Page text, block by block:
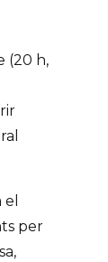
(20 h,
per